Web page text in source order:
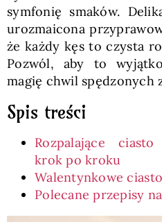
symfonię smaków.
urozmaicona
że każdy kęs to czysta
Pozwól, aby to
magię chwil spędzonych
Spis treści
Rozpalające
krok po kroku
Walentynkowe
Polecane przepisy